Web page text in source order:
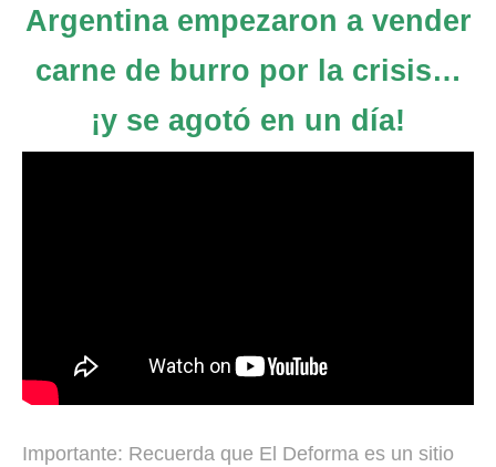
Argentina empezaron a vender
carne de burro por la crisis…
¡y se agotó en un día!
Importante: Recuerda que El Deforma es un sitio